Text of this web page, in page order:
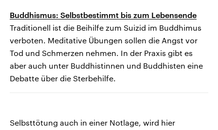
Buddhismus: Selbstbestimmt bis zum Lebensende
Traditionell ist die Beihilfe zum Suizid im Buddhimus
verboten. Meditative Übungen sollen die Angst vor
Tod und Schmerzen nehmen. In der Praxis gibt es
aber auch unter Buddhistinnen und Buddhisten eine
Debatte über die Sterbehilfe.
Selbsttötung auch in einer Notlage, wird hier